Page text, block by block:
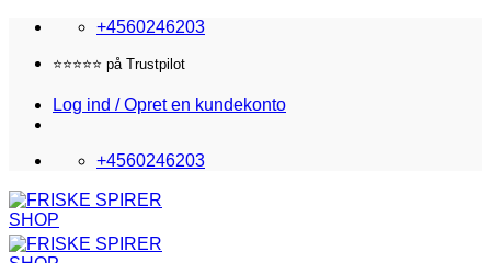
Fortsæt
indhold
+4560246203
⭐️⭐️⭐️⭐️⭐️ på Trustpilot
Log ind / Opret en kundekonto
+4560246203